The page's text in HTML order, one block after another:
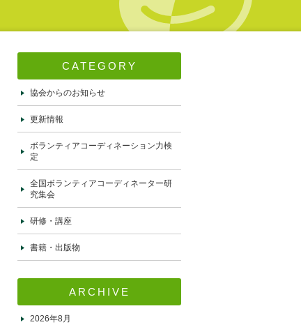
CATEGORY
協会からのお知らせ
更新情報
ボランティアコーディネーション力検
定
全国ボランティアコーディネーター研
究集会
研修・講座
書籍・出版物
ARCHIVE
2026年8月